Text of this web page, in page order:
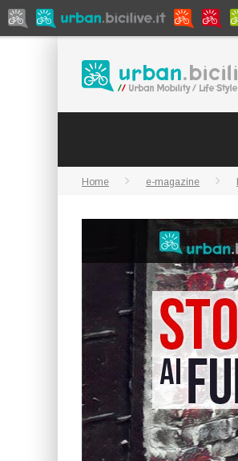
Home e-magazine